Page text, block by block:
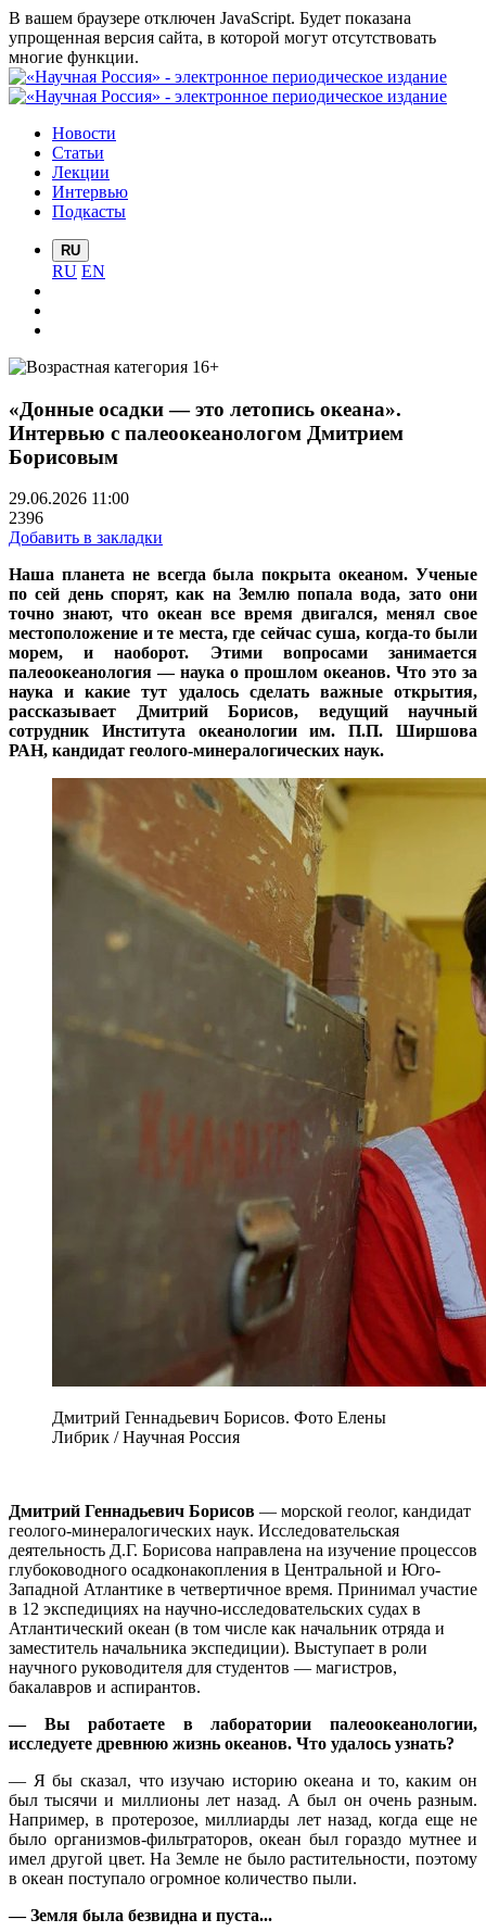
В вашем браузере отключен JavaScript. Будет показана
упрощенная версия сайта, в которой могут отсутствовать
многие функции.
Новости
Статьи
Лекции
Интервью
Подкасты
RU
RU EN
«Донные осадки — это летопись океана».
Интервью с палеоокеанологом Дмитрием
Борисовым
29.06.2026 11:00
2396
Добавить в закладки
Наша планета не всегда была покрыта океаном. Ученые
по сей день спорят, как на Землю попала вода, зато они
точно знают, что океан все время двигался, менял свое
местоположение и те места, где сейчас суша, когда-то были
морем, и наоборот. Этими вопросами занимается
палеоокеанология — наука о прошлом океанов. Что это за
наука и какие тут удалось сделать важные открытия,
рассказывает Дмитрий Борисов, ведущий научный
сотрудник Института океанологии им. П.П. Ширшова
РАН, кандидат геолого-минералогических наук.
Дмитрий Геннадьевич Борисов. Фото Елены
Либрик / Научная Россия
Дмитрий Геннадьевич Борисов — морской геолог, кандидат
геолого-минералогических наук. Исследовательская
деятельность Д.Г. Борисова направлена на изучение процессов
глубоководного осадконакопления в Центральной и Юго-
Западной Атлантике в четвертичное время. Принимал участие
в 12 экспедициях на научно-исследовательских судах в
Атлантический океан (в том числе как начальник отряда и
заместитель начальника экспедиции). Выступает в роли
научного руководителя для студентов — магистров,
бакалавров и аспирантов.
— Вы работаете в лаборатории палеоокеанологии,
исследуете древнюю жизнь океанов. Что удалось узнать?
— Я бы сказал, что изучаю историю океана и то, каким он
был тысячи и миллионы лет назад. А был он очень разным.
Например, в протерозое, миллиарды лет назад, когда еще не
было организмов-фильтраторов, океан был гораздо мутнее и
имел другой цвет. На Земле не было растительности, поэтому
в океан поступало огромное количество пыли.
— Земля была безвидна и пуста...